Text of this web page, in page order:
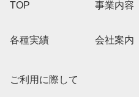
TOP 事業内容
各種実績 会社案内
ご利用に際して